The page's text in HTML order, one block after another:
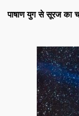
पाषाण युग से सूरज का